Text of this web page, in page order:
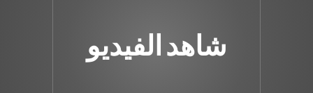
شاهد الفيديو